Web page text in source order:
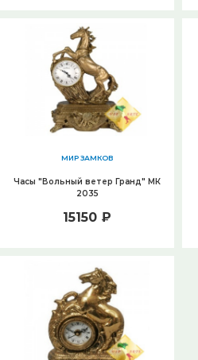
МИР ЗАМКОВ
Часы "Вольный ветер Гранд" МК
2035
15150 ₽